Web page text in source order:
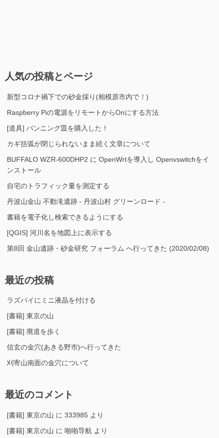
人気の投稿とページ
新型コロナ禍下での砂金採り(相模原市内で！)
Raspberry Piの電源をリモートからOnにする方法
[道具] パンニング皿を購入した！
カギ括弧が閉じられないまま続く文章について
BUFFALO WZR-600DHP2 に OpenWrtを導入し Openvswitchをイ
ンストール
自宅のトラフィック量を測定する
丹波山金山 不動滝遺跡 - 丹波山村 グリーンロード -
書籍を電子化し検索できるようにする
[QGIS] 河川名を地図上に表示する
第8回 金山遺跡・砂金研究 フォーラム へ行ってきた (2020/02/08)
最近の投稿
ラズパイにミニ液晶を付ける
[書籍] 東京の山
[書籍] 廃道を歩く
信玄の金穴(あきる野市)へ行ってきた
刈寄山南面の金穴について
最近のコメント
[書籍] 東京の山 に 333985 より
[書籍] 東京の山 に 啪啪导航 より